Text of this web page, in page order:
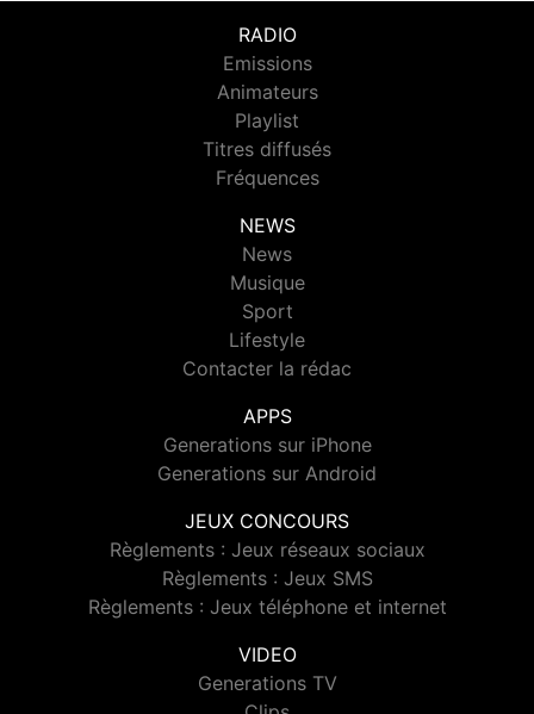
RADIO
Emissions
Animateurs
Playlist
Titres diffusés
Fréquences
NEWS
News
Musique
Sport
Lifestyle
Contacter la rédac
APPS
Generations sur iPhone
Generations sur Android
JEUX CONCOURS
Règlements : Jeux réseaux sociaux
Règlements : Jeux SMS
Règlements : Jeux téléphone et internet
VIDEO
Generations TV